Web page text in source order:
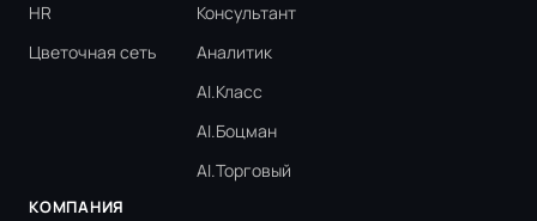
HR
Цветочная сеть
Консультант
Аналитик
AI.Класс
AI.Боцман
AI.Торговый
КОМПАНИЯ